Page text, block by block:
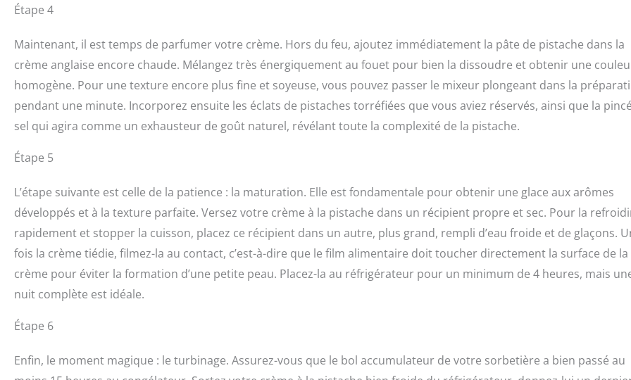
Étape 4
Maintenant, il est temps de parfumer votre crème. Hors du feu, ajoutez immédiatement la pâte de pistache dans la
crème anglaise encore chaude. Mélangez très énergiquement au fouet pour bien la dissoudre et obtenir une
homogène. Pour une texture encore plus fine et soyeuse, vous pouvez passer le mixeur plongeant dans la
pendant une minute. Incorporez ensuite les éclats de pistaches torréfiées que vous aviez réservés, ainsi que la
sel qui agira comme un exhausteur de goût naturel, révélant toute la complexité de la pistache.
Étape 5
L’étape suivante est celle de la patience : la maturation. Elle est fondamentale pour obtenir une glace aux arômes
développés et à la texture parfaite. Versez votre crème à la pistache dans un récipient propre et sec. Pour la
rapidement et stopper la cuisson, placez ce récipient dans un autre, plus grand, rempli d’eau froide et de glaçons.
fois la crème tiédie, filmez-la au contact, c’est-à-dire que le film alimentaire doit toucher directement la surface de la
crème pour éviter la formation d’une petite peau. Placez-la au réfrigérateur pour un minimum de 4 heures, mais
nuit complète est idéale.
Étape 6
Enfin, le moment magique : le turbinage. Assurez-vous que le bol accumulateur de votre sorbetière a bien passé au